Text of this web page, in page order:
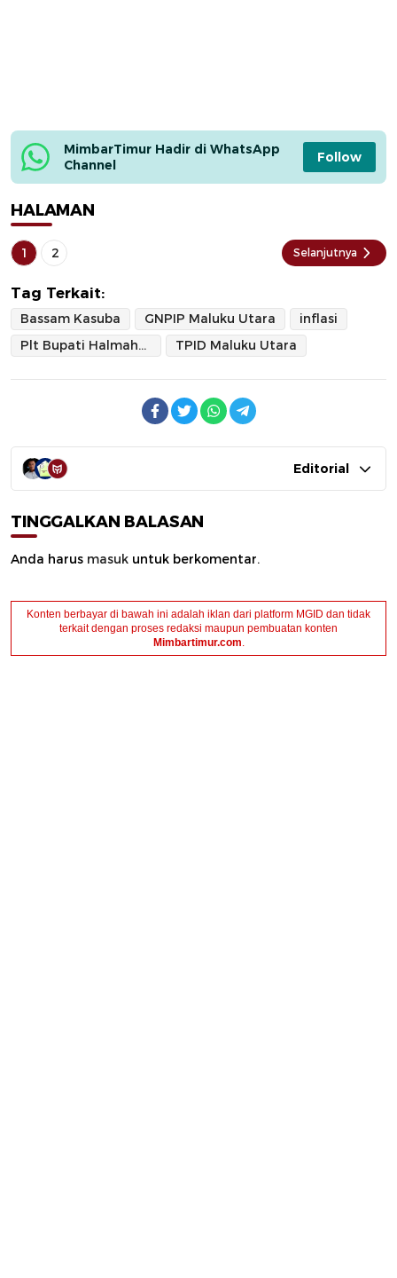
MimbarTimur Hadir di WhatsApp
Channel
Follow
HALAMAN
1 2 Selanjutnya
Tag Terkait:
Bassam Kasuba GNPIP Maluku Utara
inflasi
Plt Bupati Halmahera Selatan
TPID Maluku Utara
Editorial
TINGGALKAN BALASAN
Anda harus masuk untuk berkomentar.
Konten berbayar di bawah ini adalah iklan dari platform MGID dan tidak
terkait dengan proses redaksi maupun pembuatan konten
Mimbartimur.com